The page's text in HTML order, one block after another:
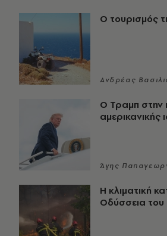
Ο τουρισμός
Ανδρέας
Ο Τραμπ στην
αμερικανικής
Άγης
Η κλιματική
Οδύσσεια του